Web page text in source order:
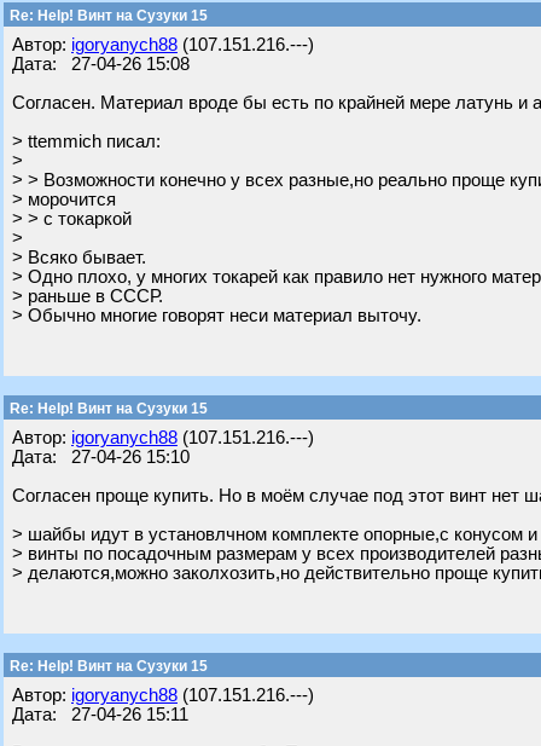
Re: Help! Винт на Сузуки 15
Автор: igoryanych88 (107.151.216.---)
Дата: 27-04-26 15:08
Согласен. Материал вроде бы есть по крайней мере латунь
> ttemmich писал:
>
> > Возможности конечно у всех разные,но реально проще
> морочится
> > с токаркой
>
> Всяко бывает.
> Одно плохо, у многих токарей как правило нет нужного
> раньше в СССР.
> Обычно многие говорят неси материал выточу.
Re: Help! Винт на Сузуки 15
Автор: igoryanych88 (107.151.216.---)
Дата: 27-04-26 15:10
Согласен проще купить. Но в моём случае под этот винт нет
> шайбы идут в установлчном комплекте опорные,с конусом
> винты по посадочным размерам у всех производителей
> делаются,можно заколхозить,но действительно проще
Re: Help! Винт на Сузуки 15
Автор: igoryanych88 (107.151.216.---)
Дата: 27-04-26 15:11